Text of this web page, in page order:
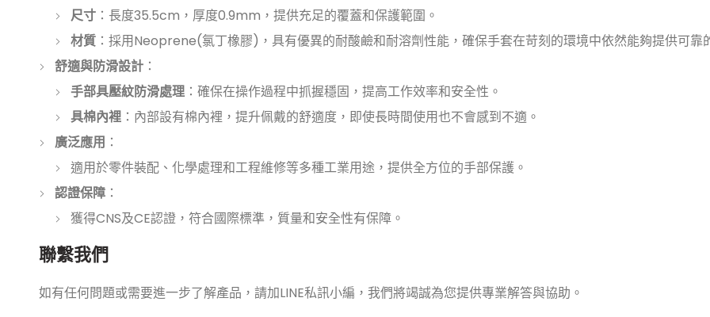
尺寸：長度35.5cm，厚度0.9mm，提供充足的覆蓋和保護範圍。
材質：採用Neoprene(氯丁橡膠)，具有優異的耐酸鹼和耐溶劑性能，確保手套在苛刻的環境中依然能夠提供可靠
舒適與防滑設計：
手部具壓紋防滑處理：確保在操作過程中抓握穩固，提高工作效率和安全性。
具棉內裡：內部設有棉內裡，提升佩戴的舒適度，即使長時間使用也不會感到不適。
廣泛應用 ：
適用於零件裝配、化學處理和工程維修等多種工業用途，提供全方位的手部保護。
認證保障：
獲得CNS及CE認證，符合國際標準，質量和安全性有保障。
聯繫我們
如有任何問題或需要進一步了解產品，請加LINE私訊小編，我們將竭誠為您提供專業解答與協助。